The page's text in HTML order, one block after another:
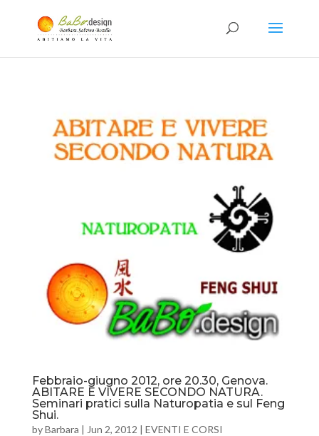
Febbraio-giugno 2012, ore 20.30, Genova.
ABITARE E VIVERE SECONDO NATURA.
Seminari pratici sulla Naturopatia e sul Feng
Shui.
byBarbara | Jun 2, 2012 | EVENTI E CORSI